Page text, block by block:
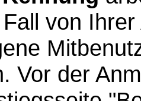
von
Vor der